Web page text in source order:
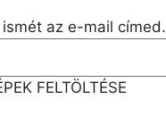
az e-mail címed.
FELTÖLTÉSE